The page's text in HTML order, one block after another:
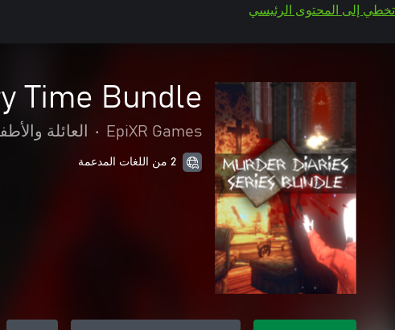
تخطي إلى المحتوى الرئيسي
Time Bundle
EpiXR Games
• العائلة
2 من اللغات المدعمة